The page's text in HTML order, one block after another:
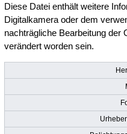
Diese Datei enthält weitere
Digitalkamera oder dem
nachträgliche Bearbeitung der
verändert worden sein.